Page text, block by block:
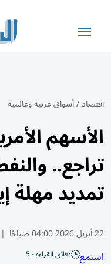
اقتصاد/أسواق عربية وعالمية
الأسهم
تمديد مهلة
22 أبريل 2026 04:00 صباحًا |
استمع دقائق القراءة - 5